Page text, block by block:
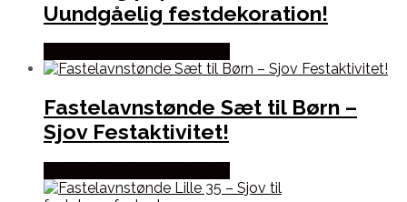
Uundgåelig festdekoration!
Fastelavnstønde Sæt til Børn –
Sjov Festaktivitet!